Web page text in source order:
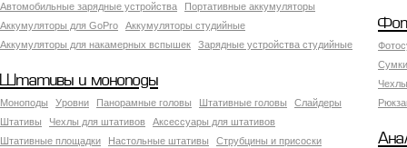
Автомобильные зарядные устройства
Портативные аккумуляторы
Аккумуляторы для GoPro
Аккумуляторы студийные
Аккумуляторы для накамерных вспышек
Зарядные устройства студийные
Штативы и моноподы
Моноподы Уровни Панорамные головы Штативные головы
Слайдеры
Штативы
Чехлы для штативов
Аксессуары для штативов
Штативные площадки
Настольные штативы
Струбцины и присоски